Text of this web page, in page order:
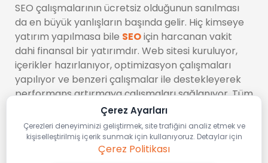
SEO çalışmalarının ücretsiz olduğunun sanılması
da en büyük yanlışların başında gelir. Hiç kimseye
yatırım yapılmasa bile SEOiçin harcanan vakit
dahi finansal bir yatırımdır. Web sitesi kuruluyor,
içerikler hazırlanıyor, optimizasyon çalışmaları
yapılıyor ve benzeri çalışmalar ile destekleyerek
performans artırmaya çalışmaları sağlanıyor. Tüm
bunlar esasında birer yatırımdır. En önemli kaynak
da zamandır, bu unutulmamalıdır.
Bunlarla beraber diğer kanallara yapılacak
Çerez Ayarları
Çerezleri deneyiminizi geliştirmek, site trafiğini analiz etmek ve
kişiselleştirilmiş içerik sunmak için kullanıyoruz. Detaylar için
Çerez Politikası